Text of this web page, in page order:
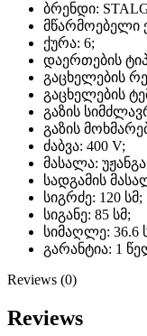
ბრენდი:
მწარმოებელი
ქურა: 6;
დაერთების
გაცხელების
გაცხელების
გაზის
გაზის
ძაბვა: 400 V;
მასალა:
სადგამის
სიგრძე: 120 სმ;
სიგანე: 85 სმ;
სიმაღლე: 36.6
გარანტია: 1
Reviews (0)
Reviews